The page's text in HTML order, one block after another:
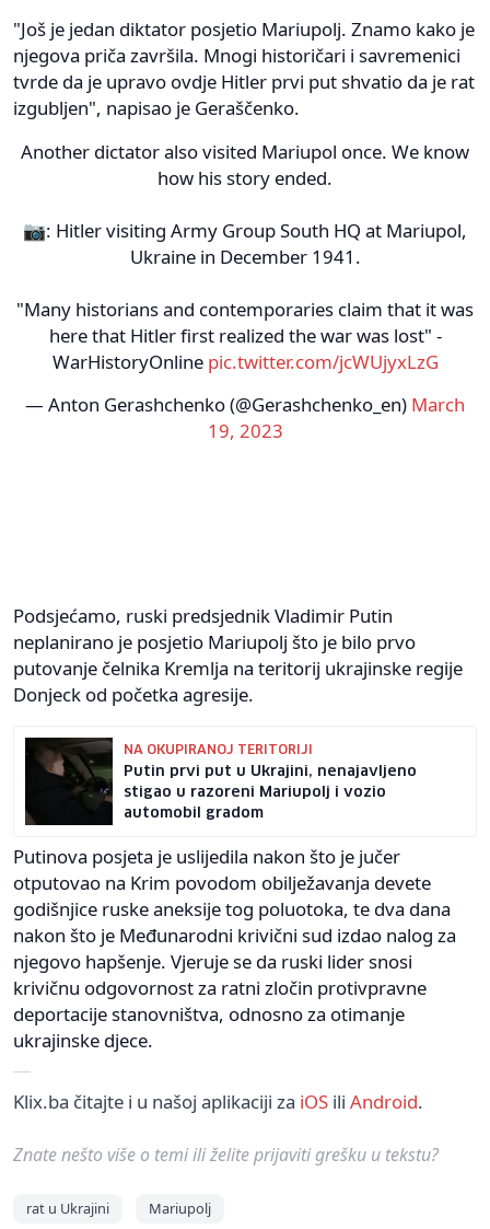
"Još je jedan diktator posjetio Mariupolj. Znamo kako je
njegova priča završila. Mnogi historičari i savremenici
tvrde da je upravo ovdje Hitler prvi put shvatio da je rat
izgubljen", napisao je Geraščenko.
Another dictator also visited Mariupol once. We know
how his story ended.
📷: Hitler visiting Army Group South HQ at Mariupol,
Ukraine in December 1941.
"Many historians and contemporaries claim that it was
here that Hitler first realized the war was lost" -
WarHistoryOnline pic.twitter.com/jcWUjyxLzG
— Anton Gerashchenko (@Gerashchenko_en) March
19, 2023
Podsjećamo, ruski predsjednik Vladimir Putin
neplanirano je posjetio Mariupolj što je bilo prvo
putovanje čelnika Kremlja na teritorij ukrajinske regije
Donjeck od početka agresije.
NA OKUPIRANOJ TERITORIJI
Putin prvi put u Ukrajini, nenajavljeno
stigao u razoreni Mariupolj i vozio
automobil gradom
Putinova posjeta je uslijedila nakon što je jučer
otputovao na Krim povodom obilježavanja devete
godišnjice ruske aneksije tog poluotoka, te dva dana
nakon što je Međunarodni krivični sud izdao nalog za
njegovo hapšenje. Vjeruje se da ruski lider snosi
krivičnu odgovornost za ratni zločin protivpravne
deportacije stanovništva, odnosno za otimanje
ukrajinske djece.
Klix.ba čitajte i u našoj aplikaciji za iOS ili Android.
Znate nešto više o temi ili želite prijaviti grešku u tekstu?
rat u Ukrajini Mariupolj